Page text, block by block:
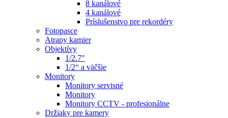
8 kanálové
4 kanálové
Príslušenstvo pre rekordéry
Fotopasce
Atrapy kamier
Objektívy
1/2.7"
1/2“ a väčšie
Monitory
Monitory servisné
Monitory
Monitory CCTV - profesionálne
Držiaky pre kamery